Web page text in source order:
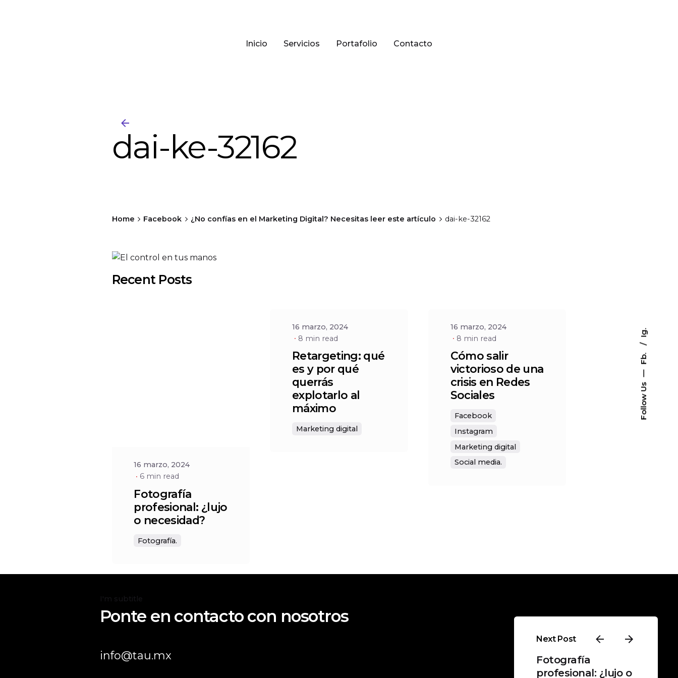
Follow Us
Fb.
Ig.
Inicio Servicios Portafolio Contacto
dai-ke-32162
Home Facebook ¿No confías en el Marketing Digital? Necesitas leer este artículo dai-ke-32162
Next Post
Fotografía
profesional: ¿lujo o
Recent Posts
16 marzo, 2024
6 min read
Fotografía
profesional: ¿lujo
o necesidad?
Fotografía.
16 marzo, 2024
8 min read
Retargeting: qué
es y por qué
querrás
explotarlo al
máximo
Marketing digital
16 marzo, 2024
8 min read
Cómo salir
victorioso de una
crisis en Redes
Sociales
Facebook
Instagram
Marketing digital
Social media.
I'm subtitle
Ponte en contacto con nosotros
info@tau.mx